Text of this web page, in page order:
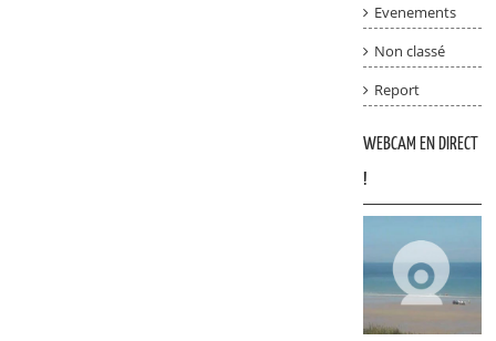
Evenements
Non classé
Report
WEBCAM EN DIRECT
!